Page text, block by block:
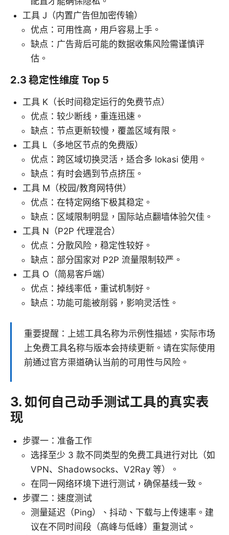
工具 J（内置广告但加密传输）
优点：可用性高，用户容易上手。
缺点：广告背后可能的数据收集风险需谨慎评
估。
2.3 稳定性维度 Top 5
工具 K（长时间稳定运行的免费节点）
优点：较少断线，重连迅速。
缺点：节点更新较慢，覆盖区域有限。
工具 L（多地区节点的免费版）
优点：跨区域切换灵活，适合多 lokasi 使用。
缺点：有时会遇到节点挤压。
工具 M（校园/教育网特供）
优点：在特定网络下极其稳定。
缺点：区域限制明显，国际站点翻墙体验欠佳。
工具 N（P2P 代理混合）
优点：分散风险，稳定性较好。
缺点：部分国家对 P2P 流量限制较严。
工具 O（简易客户端）
优点：掉线率低，重试机制好。
缺点：功能可能被削弱，影响灵活性。
重要提醒：上述工具名称为示例性描述，实际市场
上免费工具名称与版本会持续更新。请在实际使用
前通过官方渠道确认当前的可用性与风险。
3. 如何自己动手测试工具的真实表
现
步骤一：准备工作
选择至少 3 款不同类型的免费工具进行对比（如
VPN、Shadowsocks、V2Ray 等）。
在同一网络环境下进行测试，确保基线一致。
步骤二：速度测试
测量延迟（Ping）、抖动、下载与上传速率。建
议在不同时间段（高峰与低峰）重复测试。